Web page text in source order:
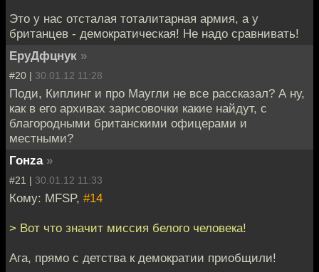
Это у нас отсталая тоталитарная армия, а у
британцев - демократическая! Не надо сравнивать!
ЕруДфцнук »
#20 | 30.01.12 11:28
Поди, Киплинг и про Маугли не все рассказал? А ну,
как в его архивах зарисовочки какие найдут, с
благородными британскими офицерами и
местными?
Гонzа »
#21 | 30.01.12 11:33
Кому: MFSP, #14
> Вот что значит миссия белого человека!
Ага, прямо с детства к демократии приобщили!